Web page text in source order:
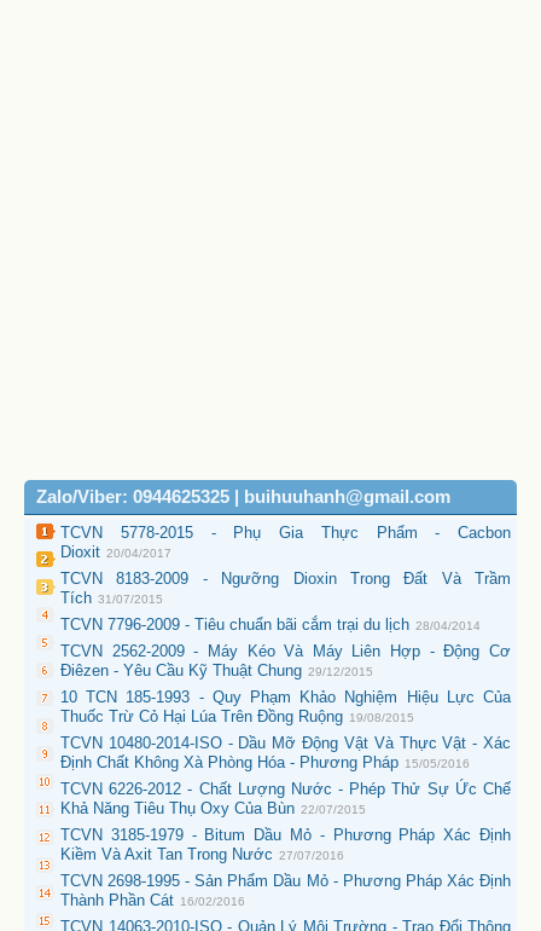
Zalo/Viber: 0944625325 | buihuuhanh@gmail.com
TCVN 5778-2015 - Phụ Gia Thực Phẩm - Cacbon
Dioxit 20/04/2017
TCVN 8183-2009 - Ngưỡng Dioxin Trong Đất Và Trầm
Tích 31/07/2015
TCVN 7796-2009 - Tiêu chuẩn bãi cắm trại du lịch 28/04/2014
TCVN 2562-2009 - Máy Kéo Và Máy Liên Hợp - Động Cơ
Điêzen - Yêu Cầu Kỹ Thuật Chung 29/12/2015
10 TCN 185-1993 - Quy Phạm Khảo Nghiệm Hiệu Lực Của
Thuốc Trừ Cỏ Hại Lúa Trên Đồng Ruộng 19/08/2015
TCVN 10480-2014-ISO - Dầu Mỡ Động Vật Và Thực Vật - Xác
Định Chất Không Xà Phòng Hóa - Phương Pháp 15/05/2016
TCVN 6226-2012 - Chất Lượng Nước - Phép Thử Sự Ức Chế
Khả Năng Tiêu Thụ Oxy Của Bùn 22/07/2015
TCVN 3185-1979 - Bitum Dầu Mỏ - Phương Pháp Xác Định
Kiềm Và Axit Tan Trong Nước 27/07/2016
TCVN 2698-1995 - Sản Phẩm Dầu Mỏ - Phương Pháp Xác Định
Thành Phần Cát 16/02/2016
TCVN 14063-2010-ISO - Quản Lý Môi Trường - Trao Đổi Thông